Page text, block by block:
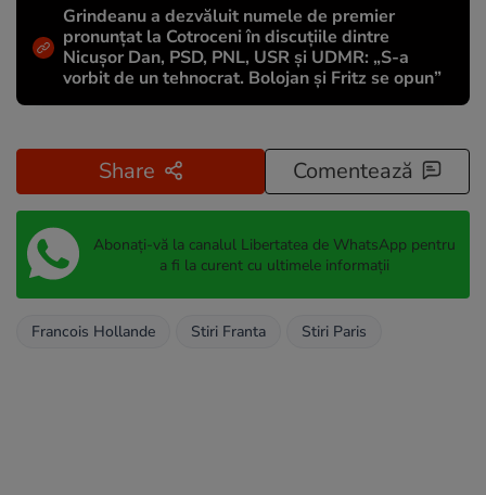
Grindeanu a dezvăluit numele de premier
pronunțat la Cotroceni în discuțiile dintre
Nicușor Dan, PSD, PNL, USR și UDMR: „S-a
vorbit de un tehnocrat. Bolojan și Fritz se opun”
Share Comentează
Abonați-vă la canalul Libertatea de WhatsApp pentru
a fi la curent cu ultimele informații
Francois Hollande Stiri Franta Stiri Paris